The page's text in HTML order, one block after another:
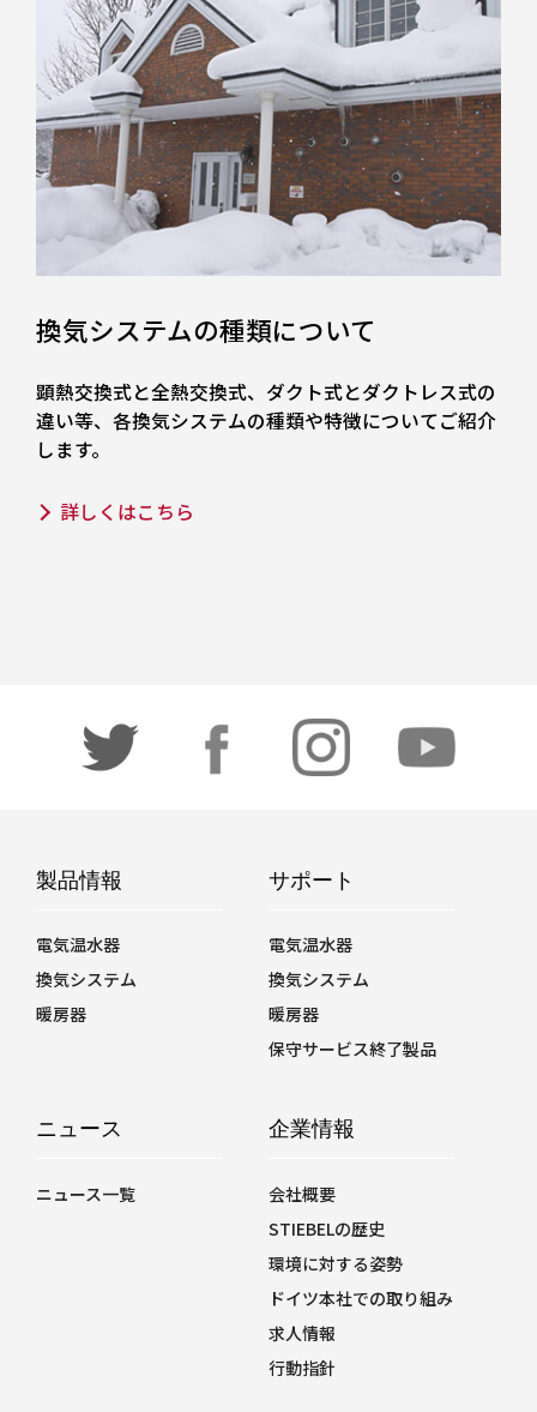
換気システムの種類について
顕熱交換式と全熱交換式、ダクト式とダクトレス式の
違い等、各換気システムの種類や特徴についてご紹介
します。
詳しくはこちら
製品情報
電気温水器
換気システム
暖房器
サポート
電気温水器
換気システム
暖房器
保守サービス終了製品
ニュース
ニュース一覧
企業情報
会社概要
STIEBELの歴史
環境に対する姿勢
ドイツ本社での取り組み
求人情報
行動指針